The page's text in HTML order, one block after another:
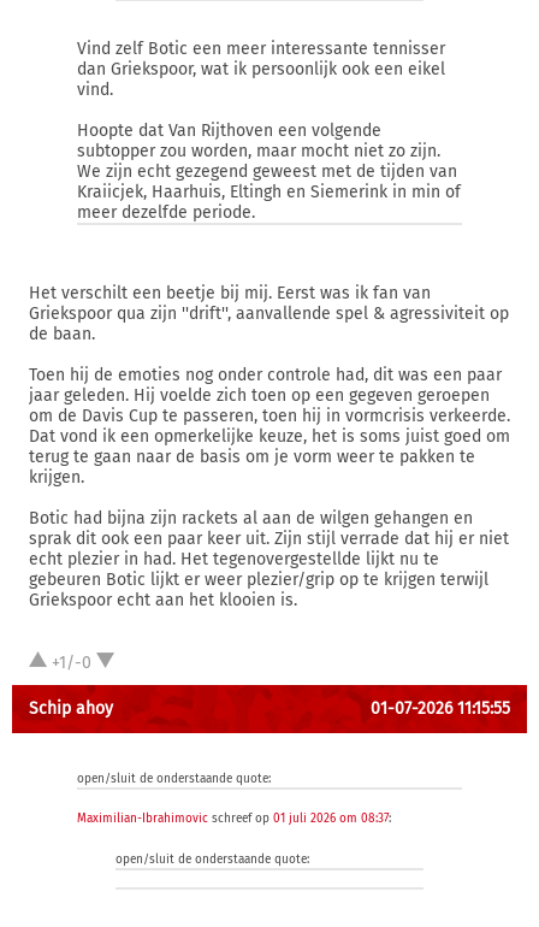
Vind zelf Botic een meer interessante tennisser
dan Griekspoor, wat ik persoonlijk ook een eikel
vind.
Hoopte dat Van Rijthoven een volgende
subtopper zou worden, maar mocht niet zo zijn.
We zijn echt gezegend geweest met de tijden van
Kraiicjek, Haarhuis, Eltingh en Siemerink in min of
meer dezelfde periode.
Het verschilt een beetje bij mij. Eerst was ik fan van
Griekspoor qua zijn ''drift'', aanvallende spel & agressiviteit op
de baan.
Toen hij de emoties nog onder controle had, dit was een paar
jaar geleden. Hij voelde zich toen op een gegeven geroepen
om de Davis Cup te passeren, toen hij in vormcrisis verkeerde.
Dat vond ik een opmerkelijke keuze, het is soms juist goed om
terug te gaan naar de basis om je vorm weer te pakken te
krijgen.
Botic had bijna zijn rackets al aan de wilgen gehangen en
sprak dit ook een paar keer uit. Zijn stijl verrade dat hij er niet
echt plezier in had. Het tegenovergestellde lijkt nu te
gebeuren Botic lijkt er weer plezier/grip op te krijgen terwijl
Griekspoor echt aan het klooien is.
+1/-0
Schip ahoy 01-07-2026 11:15:55
open/sluit de onderstaande quote:
Maximilian-Ibrahimovic schreef op 01 juli 2026 om 08:37:
open/sluit de onderstaande quote: